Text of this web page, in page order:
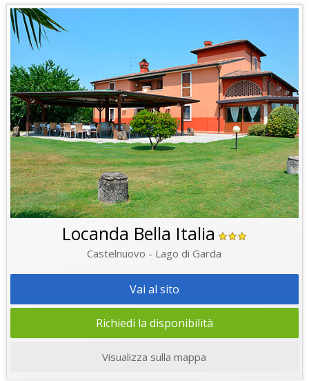
Locanda Bella Italia
Castelnuovo - Lago di Garda
Vai al sito
Richiedi la disponibilità
Visualizza sulla mappa